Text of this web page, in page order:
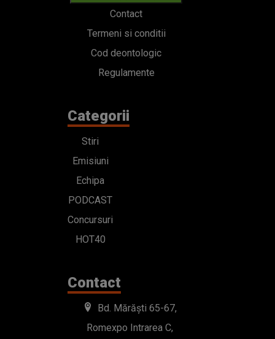
Contact
Termeni si conditii
Cod deontologic
Regulamente
Categorii
Stiri
Emisiuni
Echipa
PODCAST
Concursuri
HOT40
Contact
Bd. Mărăști 65-67,
Romexpo Intrarea C,